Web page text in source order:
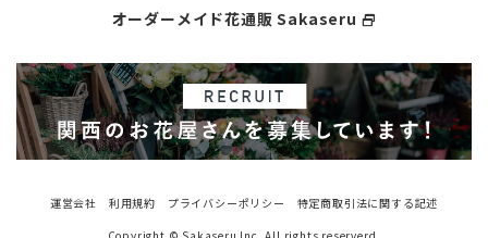
オーダーメイド花通販 Sakaseru select_window
運営会社 利用規約 プライバシーポリシー
特定商取引法に関する記述